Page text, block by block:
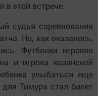
в этой встрече.
судья соревнования
Но, как оказалось,
Футболки игроков
и игрока казанской
улыбаться еще
Тимура стал билет